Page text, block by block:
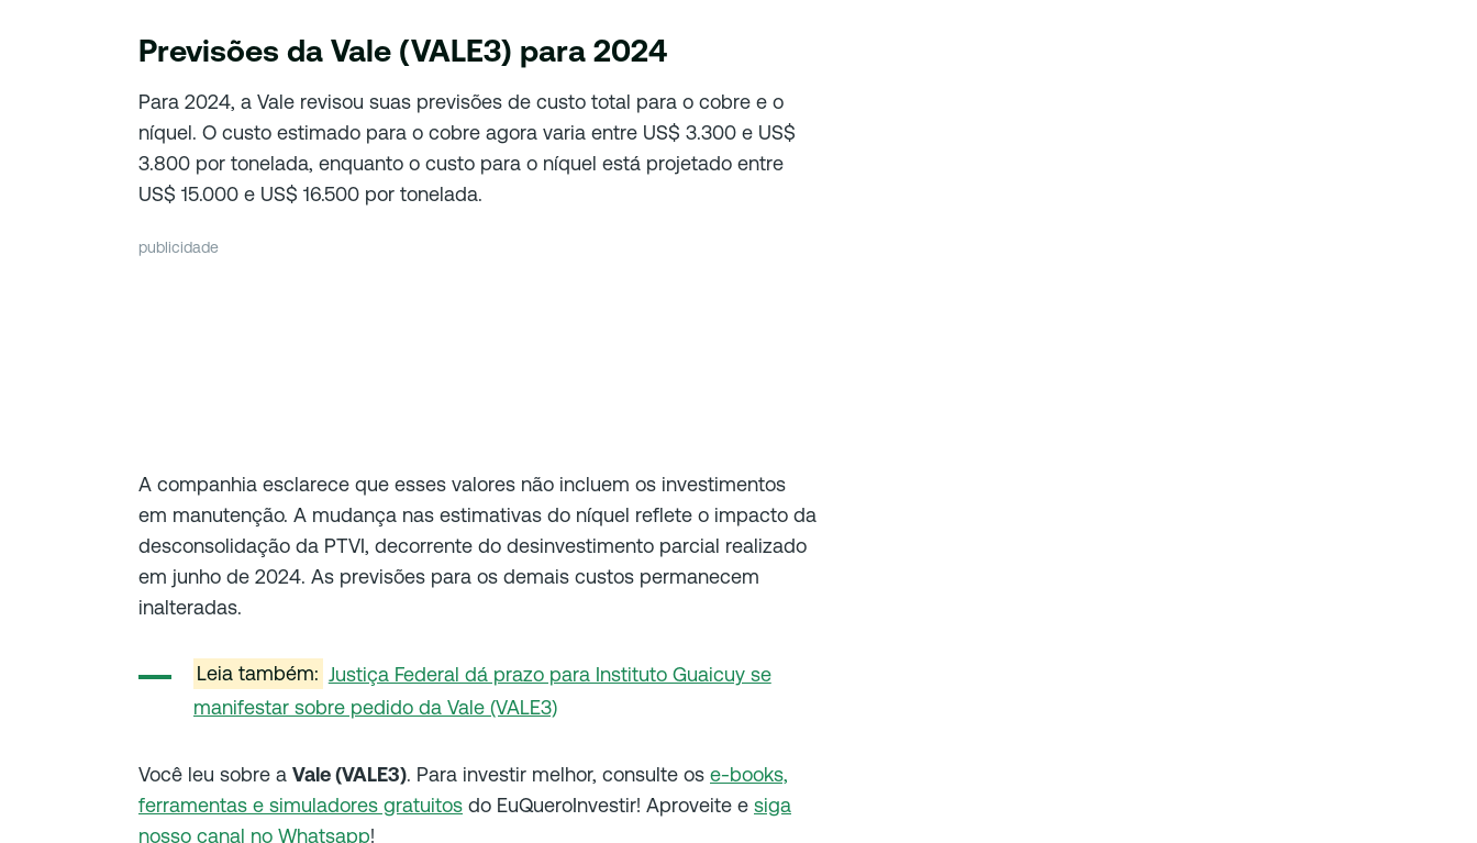
Previsões da Vale (VALE3) para 2024
Para 2024, a Vale revisou suas previsões de custo total para o cobre e o
níquel. O custo estimado para o cobre agora varia entre US$ 3.300 e US$
3.800 por tonelada, enquanto o custo para o níquel está projetado entre
US$ 15.000 e US$ 16.500 por tonelada.
publicidade
A companhia esclarece que esses valores não incluem os investimentos
em manutenção. A mudança nas estimativas do níquel reflete o impacto da
desconsolidação da PTVI, decorrente do desinvestimento parcial realizado
em junho de 2024. As previsões para os demais custos permanecem
inalteradas.
Leia também: Justiça Federal dá prazo para Instituto Guaicuy se
manifestar sobre pedido da Vale (VALE3)
Você leu sobre a Vale (VALE3). Para investir melhor, consulte os e-books,
ferramentas e simuladores gratuitos do EuQueroInvestir! Aproveite e siga
nosso canal no Whatsapp!